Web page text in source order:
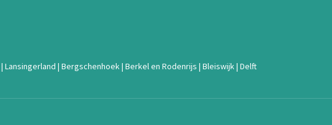
| Lansingerland | Bergschenhoek| Berkel en Rodenrijs | Bleiswijk| Delft